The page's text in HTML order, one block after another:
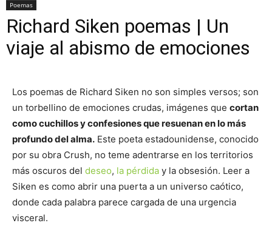
Poemas
Richard Siken poemas | Un
viaje al abismo de emociones
Los poemas de Richard Siken no son simples versos; son
un torbellino de emociones crudas, imágenes que cortan
como cuchillos y confesiones que resuenan en lo más
profundo del alma. Este poeta estadounidense, conocido
por su obra Crush, no teme adentrarse en los territorios
más oscuros del deseo, la pérdida y la obsesión. Leer a
Siken es como abrir una puerta a un universo caótico,
donde cada palabra parece cargada de una urgencia
visceral.